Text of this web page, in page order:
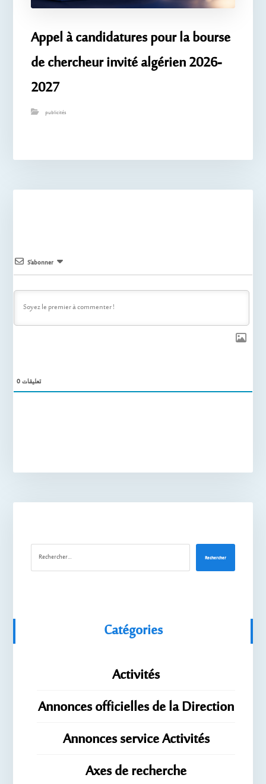
Appel à candidatures pour la bourse
de chercheur invité algérien 2026-
2027
publicités
S’abonner
0تعليقات
Rechercher
Catégories
Activités
Annonces officielles de la Direction
Annonces service Activités
Axes de recherche